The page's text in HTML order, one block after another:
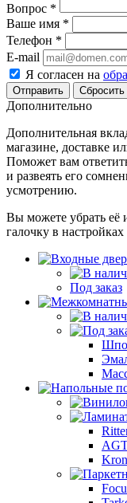
Вопрос *
Ваше имя *
Телефон *
E-mail
Я согласен на
Сбросить
Дополнительно
Дополнительная
магазине, доставке
Поможет вам
и развеять его
усмотрению.
Вы можете убрать её
галочку в
Под заказ